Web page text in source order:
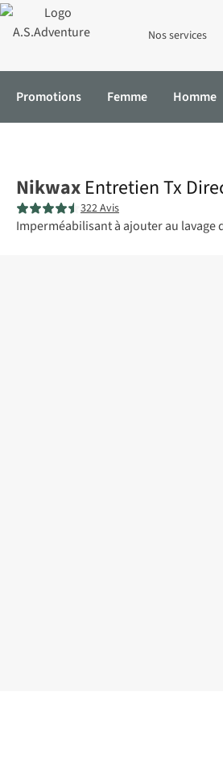
Nos services
Promotions Femme Homme
Nikwax Entretien Tx
322 Avis
Imperméabilisant à ajouter au lavage